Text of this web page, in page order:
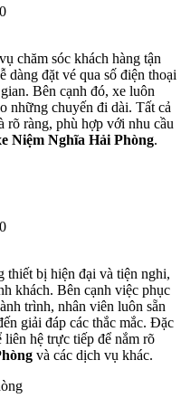
chăm sóc khách hàng tận
dàng đặt vé qua số điện thoại
Bên cạnh đó, xe luôn
những chuyến đi dài. Tất cả
rõ ràng, phù hợp với nhu cầu
Niệm Nghĩa Hải Phòng.
thiết bị hiện đại và tiện nghi,
khách. Bên cạnh việc phục
trình, nhân viên luôn sẵn
giải đáp các thắc mắc. Đặc
liên hệ trực tiếp để nắm rõ
và các dịch vụ khác.